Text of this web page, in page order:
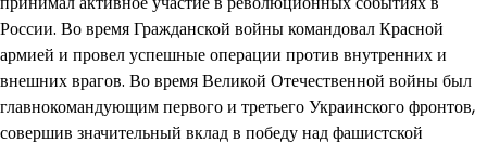
России. Во время Гражданской войны командовал Красной
армией и провел успешные операции против внутренних и
внешних врагов. Во время Великой Отечественной войны был
главнокомандующим первого и третьего Украинского фронтов,
совершив значительный вклад в победу над фашистской